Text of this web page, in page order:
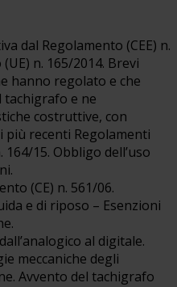
dal Regolamento (CEE) n.
n. 165/2014. Brevi
hanno regolato e che
tachigrafo e ne
costruttive, con
recenti Regolamenti
164/15. Obbligo dell’uso
(CE) n. 561/06.
e di riposo – Esenzioni
al digitale.
meccaniche degli
Avvento del tachigrafo